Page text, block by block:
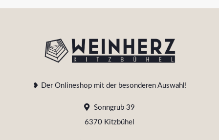
❥ Der Onlineshop mit der besonderen Auswahl!
Sonngrub 39
6370 Kitzbühel